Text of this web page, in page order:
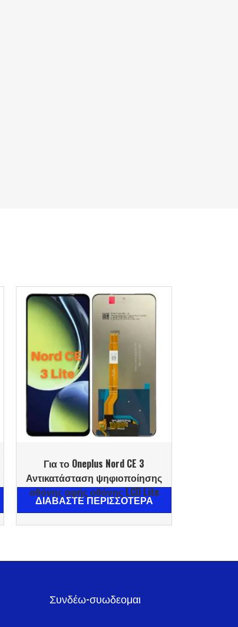
Για το Oneplus Nord CE 3
Αντικατάσταση ψηφιοποίησης
οθόνης αφής οθόνης LCD Lite
ΔΙΑΒΆΣΤΕ ΠΕΡΙΣΣΌΤΕΡΑ
Συνδέω-συωδεομαι